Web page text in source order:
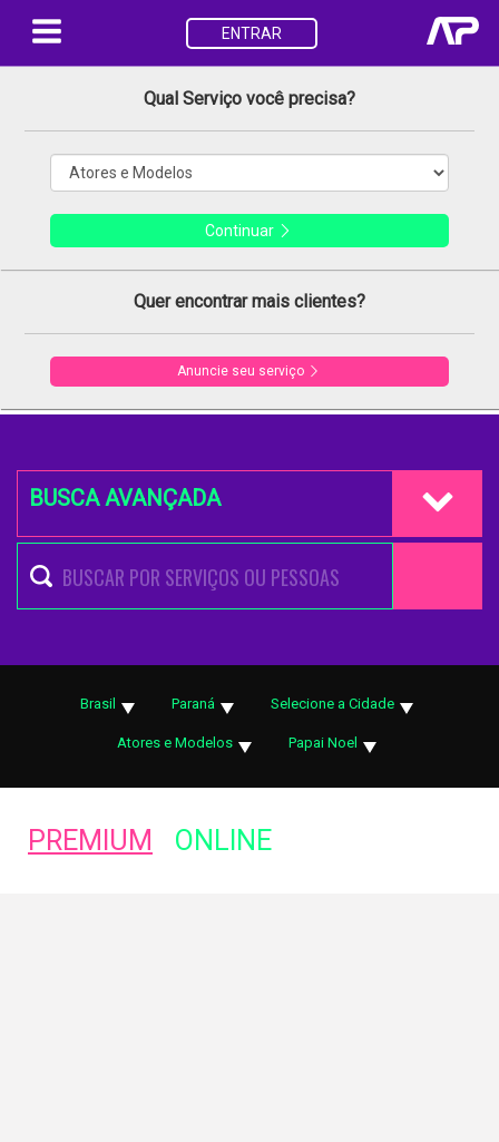
ENTRAR
Qual Serviço você precisa?
Continuar
Quer encontrar mais clientes?
Anuncie seu serviço
BUSCA AVANÇADA
Brasil Paraná Selecione a Cidade
Atores e Modelos Papai Noel
PREMIUM ONLINE